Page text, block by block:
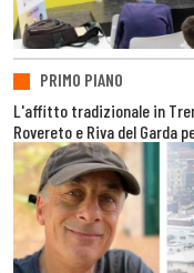
PRIMO PIANO
L'affitto tradizionale in
Rovereto e Riva del Garda